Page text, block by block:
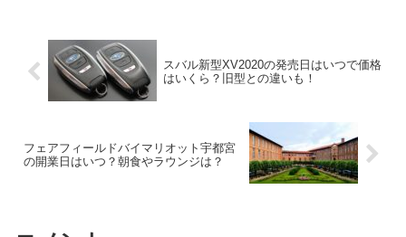
スバル新型XV2020の発売日はいつで価格
はいくら？旧型との違いも！
フェアフィールドバイマリオット宇都宮
の開業日はいつ？朝食やラウンジは？